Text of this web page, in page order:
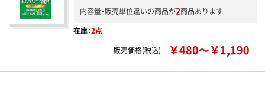
内容量・販売単位違いの商品が2商品あります
在庫：2点
販売価格(税込)
￥480～￥1,190